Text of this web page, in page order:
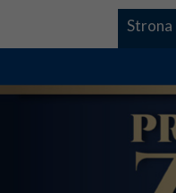
Strona